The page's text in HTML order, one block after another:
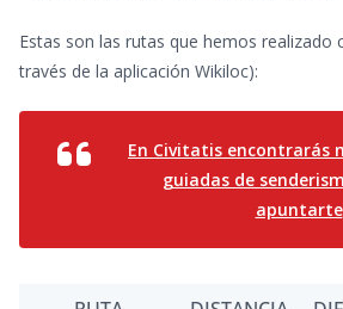
Estas son las rutas que hemos realizado
través de la aplicación Wikiloc):
En Civitatis encontrarás
guiadas de
apuntarte